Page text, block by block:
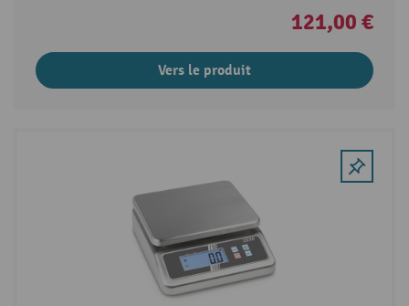
121,00 €
Vers le produit